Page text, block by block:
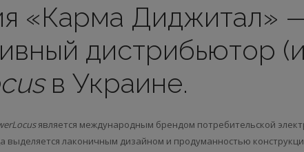
«Карма Диджитал»
дистрибьютор
в Украине.
является международным брендом потребительской
выделяется лаконичным дизайном и продуманностью